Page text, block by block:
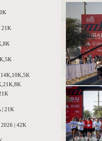
21K
| 21K
| 42K